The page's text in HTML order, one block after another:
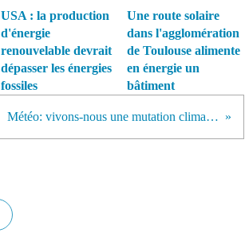
USA : la production
d'énergie
renouvelable devrait
dépasser les énergies
fossiles
Une route solaire
dans l'agglomération
de Toulouse alimente
en énergie un
bâtiment
Météo: vivons-nous une mutation climatique de grande ampleur?